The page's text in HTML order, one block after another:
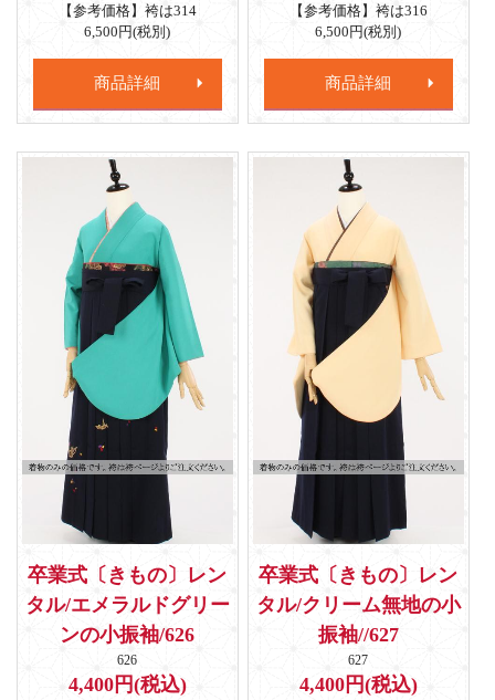
【参考価格】袴は314
6,500円(税別)
商品詳細
【参考価格】袴は316
6,500円(税別)
商品詳細
卒業式〔きもの〕レン
タル/エメラルドグリー
ンの小振袖/626
626
4,400円(税込)
卒業式〔きもの〕レン
タル/クリーム無地の小
振袖//627
627
4,400円(税込)